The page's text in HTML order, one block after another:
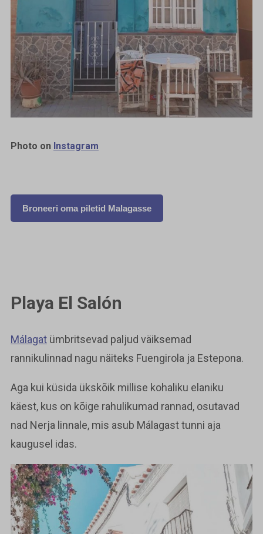
Photo on Instagram
Broneeri oma piletid Malagasse
Playa El Salón
Málagat ümbritsevad paljud väiksemad
rannikulinnad nagu näiteks Fuengirola ja Estepona.
Aga kui küsida ükskõik millise kohaliku elaniku
käest, kus on kõige rahulikumad rannad, osutavad
nad Nerja linnale, mis asub Málagast tunni aja
kaugusel idas.